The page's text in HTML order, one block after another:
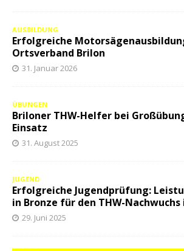
AUSBILDUNG
Erfolgreiche
Ortsverband Brilon
31. Januar 2026
ÜBUNGEN
Briloner THW-Helfer bei
Einsatz
31. August 2025
JUGEND
Erfolgreiche Jugendprüfung:
in Bronze für den THW-Nachwuchs
29. Juni 2025